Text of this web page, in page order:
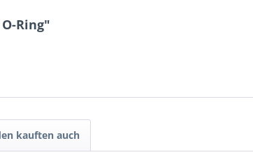
Ring"
kauften auch